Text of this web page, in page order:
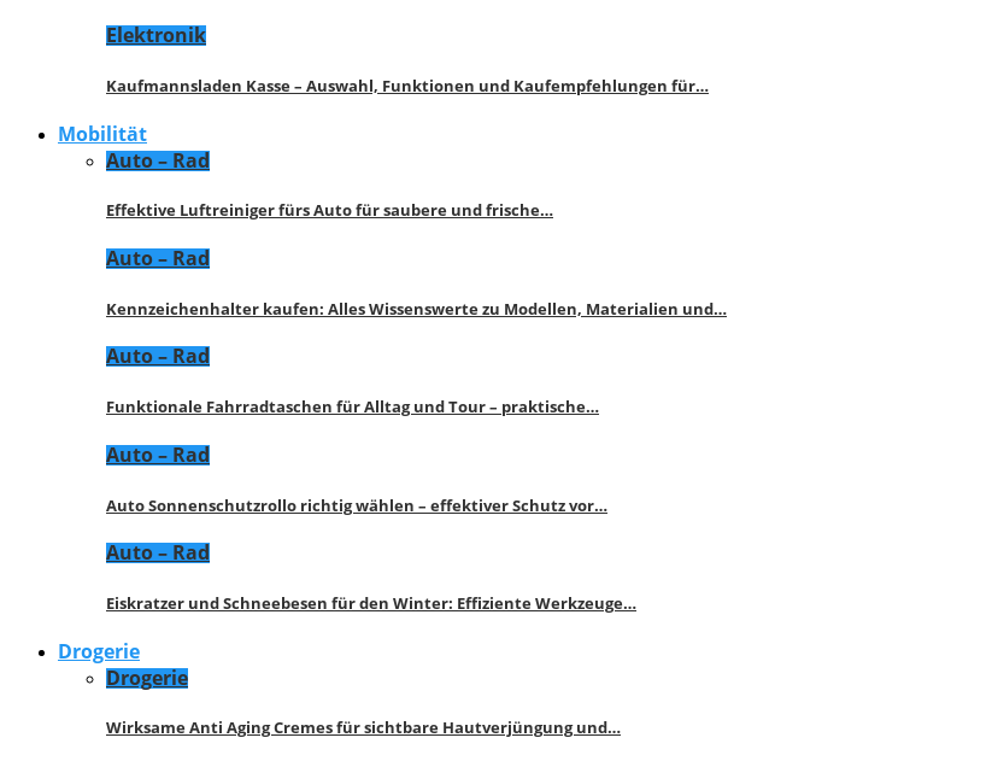
Elektronik
Kaufmannsladen Kasse – Auswahl, Funktionen und Kaufempfehlungen für…
Mobilität
Auto – Rad
Effektive Luftreiniger fürs Auto für saubere und frische…
Auto – Rad
Kennzeichenhalter kaufen: Alles Wissenswerte zu Modellen, Materialien und…
Auto – Rad
Funktionale Fahrradtaschen für Alltag und Tour – praktische…
Auto – Rad
Auto Sonnenschutzrollo richtig wählen – effektiver Schutz vor…
Auto – Rad
Eiskratzer und Schneebesen für den Winter: Effiziente Werkzeuge…
Drogerie
Drogerie
Wirksame Anti Aging Cremes für sichtbare Hautverjüngung und…